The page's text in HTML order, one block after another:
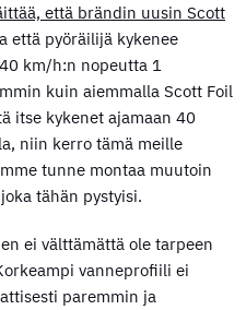
että brändin uusin Scott
että pyöräilijä kykenee
km/h:n nopeutta 1
kuin aiemmalla Scott Foil
itse kykenet ajamaan 40
niin kerro tämä meille
tunne montaa muutoin
tähän pystyisi.
ei välttämättä ole tarpeen
vanneprofiili ei
paremmin ja